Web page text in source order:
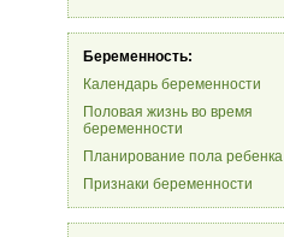
Беременность:
Календарь беременности
Половая жизнь во время
беременности
Планирование пола ребенка
Признаки беременности